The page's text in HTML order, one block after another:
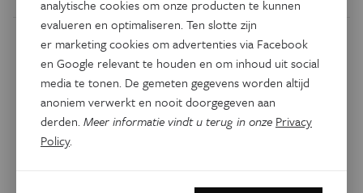
analytische cookies om onze producten te kunnen
evalueren en optimaliseren. Ten slotte zijn
er marketing cookies om advertenties via Facebook
en Google relevant te houden en om inhoud uit social
media te tonen. De gemeten gegevens worden altijd
anoniem verwerkt en nooit doorgegeven aan
derden.Meer informatie vindt u terug in onze Privacy
Policy.